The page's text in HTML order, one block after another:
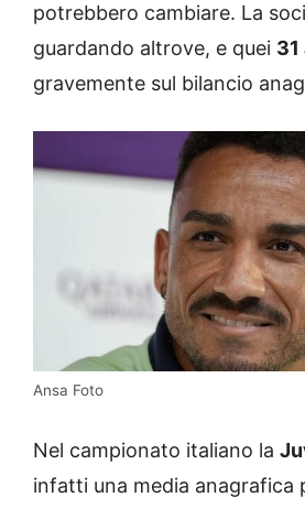
potrebbero cambiare. La
guardando altrove, e quei 31
gravemente sul bilancio
Ansa Foto
Nel campionato italiano la
infatti una media anagrafica